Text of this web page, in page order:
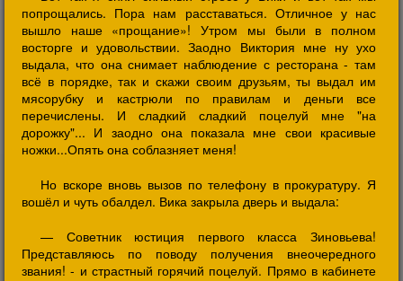
попрощались. Пора нам расставаться. Отличное у нас
вышло наше «прощание»! Утром мы были в полном
восторге и удовольствии. Заодно Виктория мне ну ухо
выдала, что она снимает наблюдение с ресторана - там
всё в порядке, так и скажи своим друзьям, ты выдал им
мясорубку и кастрюли по правилам и деньги все
перечислены. И сладкий сладкий поцелуй мне "на
дорожку"... И заодно она показала мне свои красивые
ножки...Опять она соблазняет меня!
Но вскоре вновь вызов по телефону в прокуратуру. Я
вошёл и чуть обалдел. Вика закрыла дверь и выдала:
— Советник юстиция первого класса Зиновьева!
Представляюсь по поводу получения внеочередного
звания! - и страстный горячий поцелуй. Прямо в кабинете